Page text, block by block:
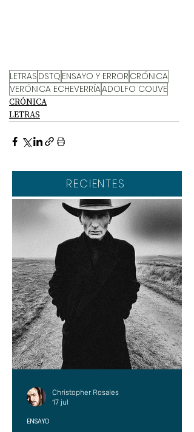
LETRAS DSTQ ENSAYO Y ERROR CRÓNICA
VERÓNICA ECHEVERRÍAADOLFO COUVE
CRÓNICA
LETRAS
RECIENTES
ENSAYO
Christopher Rosales
17 jul